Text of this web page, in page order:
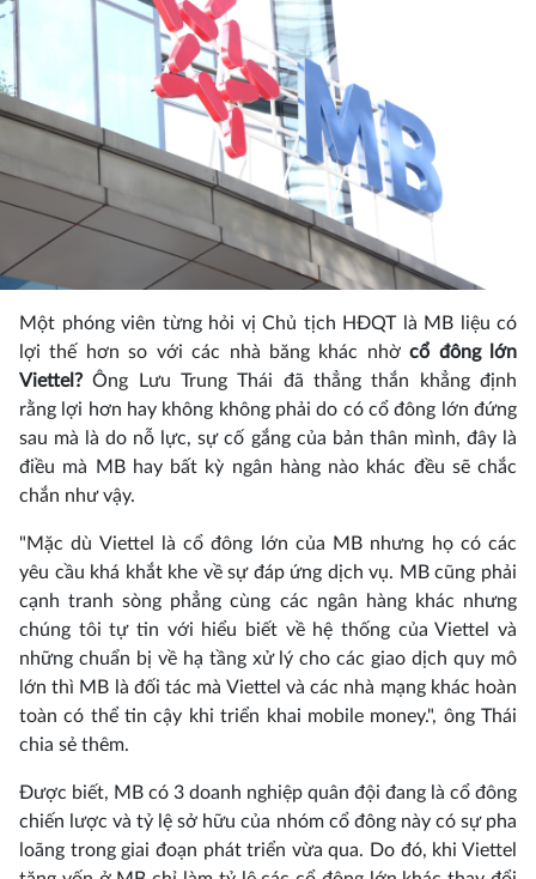
Một phóng viên từng hỏi vị Chủ tịch HĐQT là MB liệu có
lợi thế hơn so với các nhà băng khác nhờcổ đông lớn
Viettel? Ông Lưu Trung Thái đã thẳng thắn khẳng định
rằng lợi hơn hay không không phải do có cổ đông lớn đứng
sau mà là do nỗ lực, sự cố gắng của bản thân mình, đây là
điều mà MB hay bất kỳ ngân hàng nào khác đều sẽ chắc
chắn như vậy.
"Mặc dù Viettel là cổ đông lớn của MB nhưng họ có các
yêu cầu khá khắt khe về sự đáp ứng dịch vụ. MB cũng phải
cạnh tranh sòng phẳng cùng các ngân hàng khác nhưng
chúng tôi tự tin với hiểu biết về hệ thống của Viettel và
những chuẩn bị về hạ tầng xử lý cho các giao dịch quy mô
lớn thì MB là đối tác mà Viettel và các nhà mạng khác hoàn
toàn có thể tin cậy khi triển khai mobile money.", ông Thái
chia sẻ thêm.
Được biết, MB có 3 doanh nghiệp quân đội đang là cổ đông
chiến lược và tỷ lệ sở hữu của nhóm cổ đông này có sự pha
loãng trong giai đoạn phát triển vừa qua. Do đó, khi Viettel